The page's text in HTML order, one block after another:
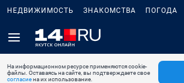
НЕДВИЖИМОСТЬ ЗНАКОМСТВА ПОГОДА
На информационном ресурсе применяются cookie-
файлы. Оставаясь на сайте, вы подтверждаете свое
согласиена их использование.